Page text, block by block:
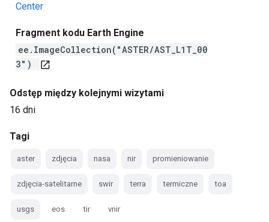
Center
Fragment kodu Earth Engine
ee.ImageCollection("ASTER/AST_L1T_00
3")
open_in_new
Odstęp między kolejnymi wizytami
16 dni
Tagi
aster zdjęcia nasa nir promieniowanie
zdjęcia-satelitarne swir terra termiczne toa
usgs eos tir vnir